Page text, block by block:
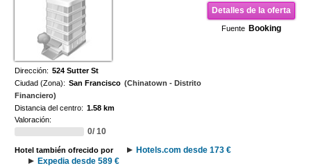
Detalles de la oferta
Fuente Booking
Dirección: 524 Sutter St
Ciudad (Zona): San Francisco (Chinatown - Distrito
Financiero)
Distancia del centro: 1.58 km
Valoración:
0/ 10
Hotel también ofrecido por
Hotels.com desde 173 €
Expedia desde 589 €